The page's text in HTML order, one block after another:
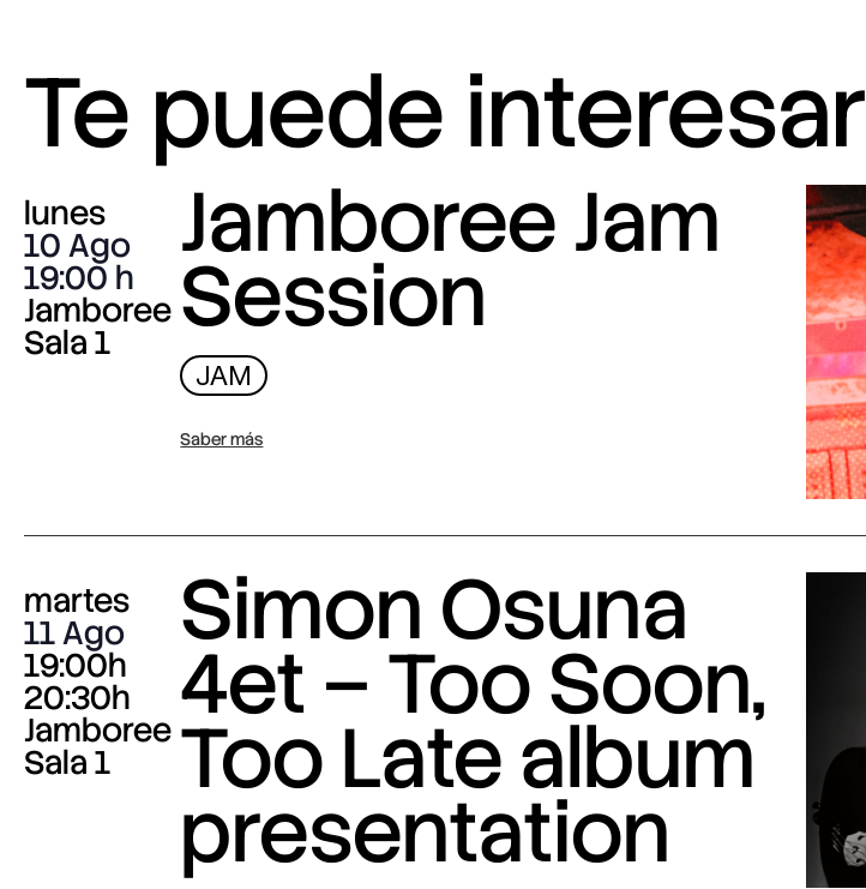
Te puede interesar
lunes
10 Ago
19:00
Jamboree
Sala 1
Jamboree Jam
Session
JAM
Saber más
martes
11 Ago
19:00h
20:30h
Jamboree
Sala 1
Simon Osuna
4et – Too Soon,
Too Late album
presentation